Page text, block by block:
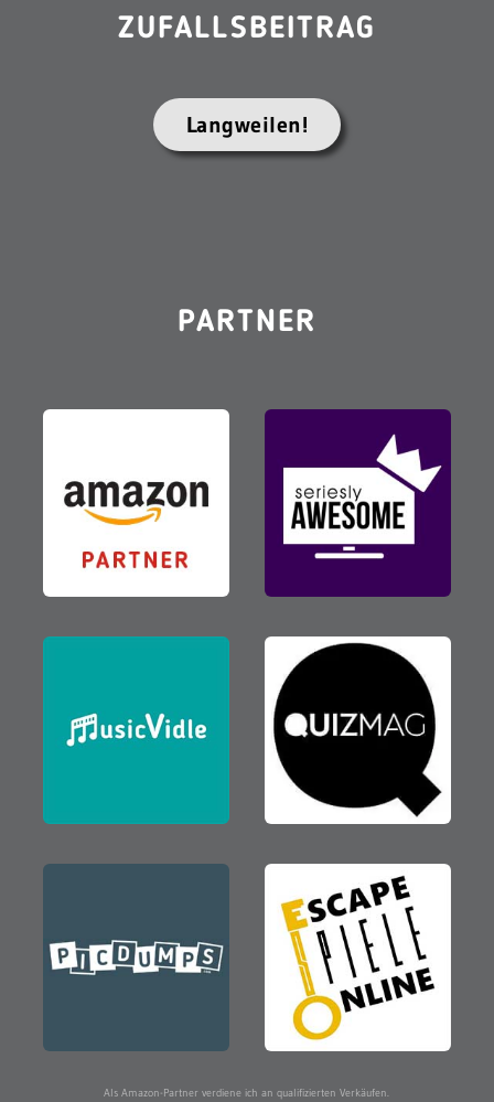
ZUFALLSBEITRAG
Langweilen!
PARTNER
Als Amazon-Partner verdiene ich an qualifizierten Verkäufen.